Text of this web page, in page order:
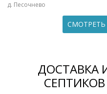
д. Песочнево
СМОТРЕТЬ
ДОСТАВКА